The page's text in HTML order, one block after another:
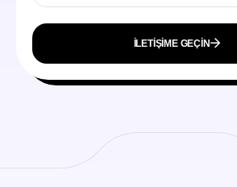
İLETIŞIME GEÇIN